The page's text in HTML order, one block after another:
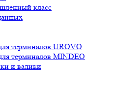
класс
терминалов UROVO
терминалов MINDEO
и валики